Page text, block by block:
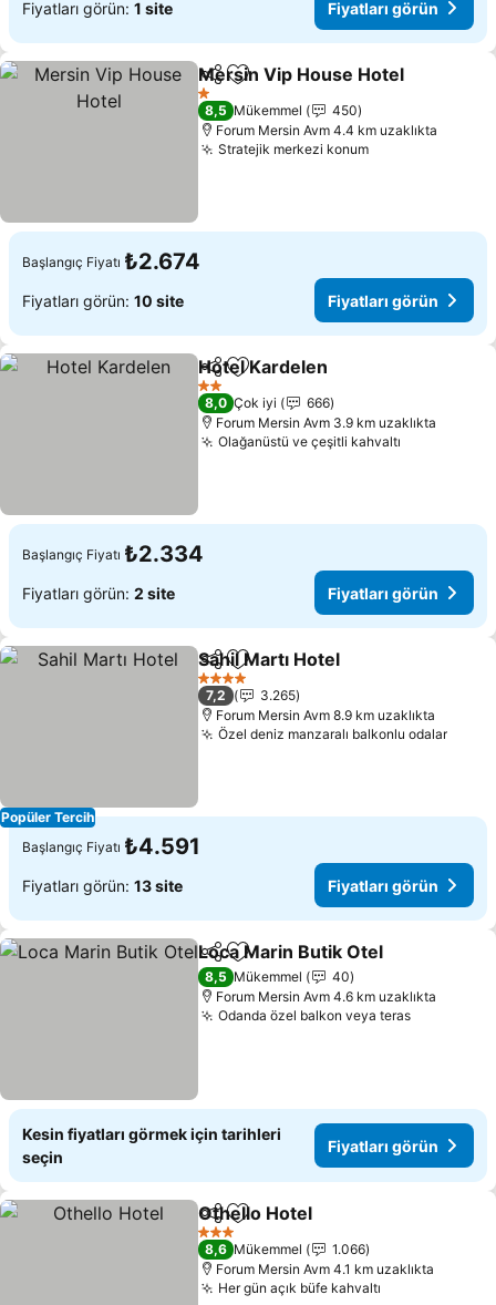
Fiyatları görün: 1 site Fiyatları görün
PaylaşFavorilerime ekle
Mersin Vip House Hotel
1 Yıldız
8,5 Mükemmel
450
Forum Mersin Avm 4.4 km uzaklıkta
Stratejik merkezi konumFiyatları görün
Başlangıç Fiyatı ₺2.674
Fiyatları görün: 10 site Fiyatları görün
PaylaşFavorilerime ekle
Hotel Kardelen
2 Yıldız
8,0 Çok iyi
666
Forum Mersin Avm 3.9 km uzaklıkta
Olağanüstü ve çeşitli kahvaltı
Başlangıç Fiyatı ₺2.334
Fiyatları görün: 2 site Fiyatları görün
Popüler Tercih
PaylaşFavorilerime ekle
Sahil Martı Hotel
4 Yıldız
7,2
3.265
Forum Mersin Avm 8.9 km uzaklıkta
Özel deniz manzaralı balkonlu odalar
Başlangıç Fiyatı ₺4.591
Fiyatları görün: 13 site Fiyatları görün
PaylaşFavorilerime ekle
Loca Marin Butik Otel
8,5 Mükemmel
40
Forum Mersin Avm 4.6 km uzaklıkta
Odanda özel balkon veya terasFiyatları
Kesin fiyatları görmek için tarihleri
seçin
Fiyatları görün
PaylaşFavorilerime ekle
Othello Hotel
3 Yıldız
8,6 Mükemmel
1.066
Forum Mersin Avm 4.1 km uzaklıkta
Her gün açık büfe kahvaltı